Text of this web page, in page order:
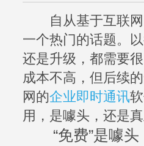
自从基于互联网
一个热门的话题。
还是升级，都需要
成本不高，但后续
网的企业即时通讯
用，是噱头，还是
“免费”是噱头